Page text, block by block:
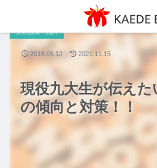
現役九大生が伝えた
の傾向と対策！！
受験勉強・九大
2018.06.12 2021.11.15